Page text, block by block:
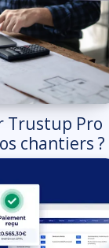
Trustup Pro
chantiers ?